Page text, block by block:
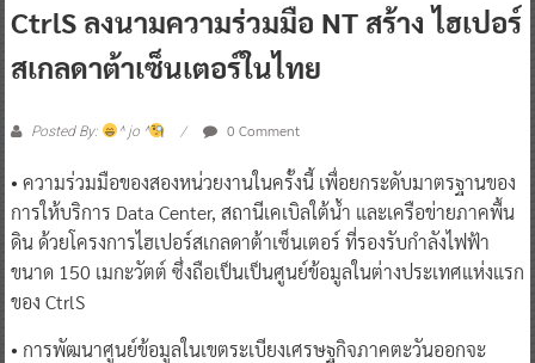
CtrlS ลงนามความร่วมมือ NT สร้าง ไฮเปอร์
สเกลดาต้าเซ็นเตอร์ในไทย
Posted By: ^ jo ^ 0 Comment
• ความร่วมมือของสองหน่วยงานในครั้งนี้ เพื่อยกระดับมาตรฐานของ
การให้บริการ Data Center, สถานีเคเบิลใต้น้ำ และเครือข่ายภาคพื้น
ดิน ด้วยโครงการไฮเปอร์สเกลดาต้าเซ็นเตอร์ ที่รองรับกำลังไฟฟ้า
ขนาด 150 เมกะวัตต์ ซึ่งถือเป็นเป็นศูนย์ข้อมูลในต่างประเทศแห่งแรก
ของ CtrlS
• การพัฒนาศูนย์ข้อมูลในเขตระเบียงเศรษฐกิจภาคตะวันออกจะ